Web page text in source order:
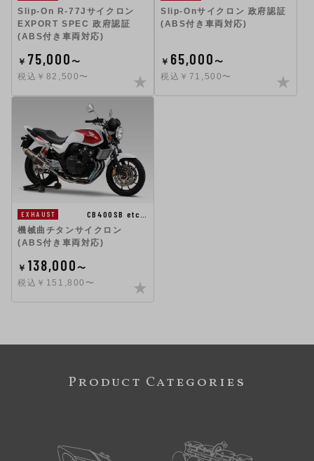
Slip-On R-77Jサイクロン
EXPORT SPEC 政府認証
(ABS付き車両対応)
￥ 75,000〜
税込￥82,500〜
Slip-Onサイクロン 政府認証
(ABS付き車両対応)
￥ 65,000〜
税込￥71,500〜
EXHAUST
CB400SB etc…
機械曲チタンサイクロン
(ABS付き車両対応)
￥ 138,000〜
税込￥151,800〜
Product Categories